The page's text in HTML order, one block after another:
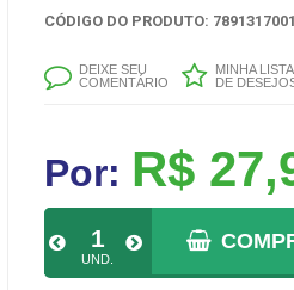
CÓDIGO DO PRODUTO:
DEIXE SEU
COMENTÁRIO
MINHA LISTA
DE
Por: R$
UND.